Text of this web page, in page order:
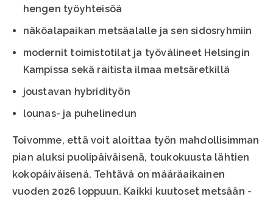
hengen työyhteisöä
näköalapaikan metsäalalle ja sen sidosryhmiin
modernit toimistotilat ja työvälineet Helsingin
Kampissa sekä raitista ilmaa metsäretkillä
joustavan hybridityön
lounas- ja puhelinedun
Toivomme, että voit aloittaa työn mahdollisimman
pian aluksi puolipäiväisenä, toukokuusta lähtien
kokopäiväisenä. Tehtävä on määräaikainen
vuoden 2026 loppuun. Kaikki kuutoset metsään -